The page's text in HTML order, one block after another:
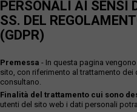
PERSONALI AI SENSI
SS. DEL
(GDPR)
Premessa - In questa pagina
sito, con riferimento al trattamento
consultano.
Finalità del trattamento cui sono
utenti del sito web i dati personali